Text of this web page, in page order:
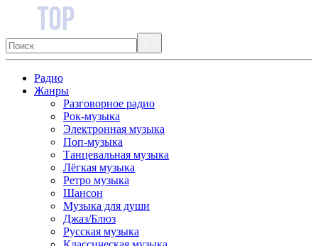
Радио
Жанры
Разговорное радио
Рок-музыка
Электронная музыка
Поп-музыка
Танцевальная музыка
Лёгкая музыка
Ретро музыка
Шансон
Музыка для души
Джаз/Блюз
Русская музыка